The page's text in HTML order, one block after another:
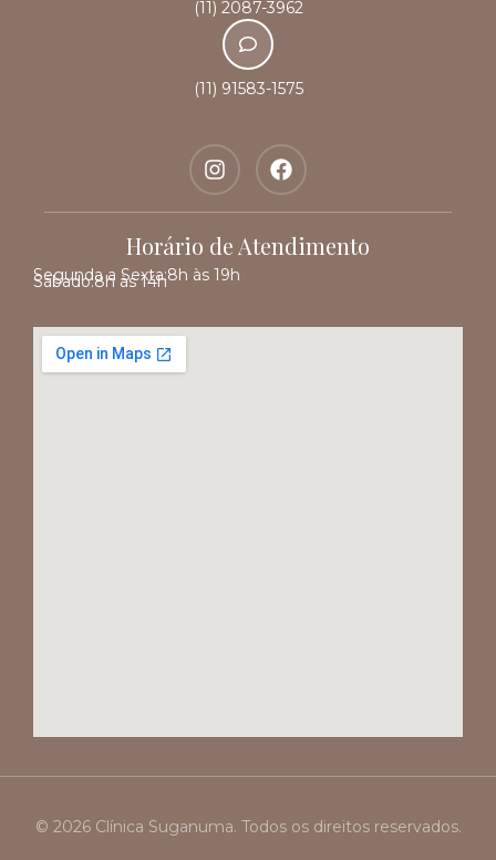
(11) 2087-3962
(11) 91583-1575
Horário de Atendimento
Segunda a Sexta:8h às 19h
Sábado:8h às 14h
© 2026 Clínica Suganuma. Todos os direitos reservados.